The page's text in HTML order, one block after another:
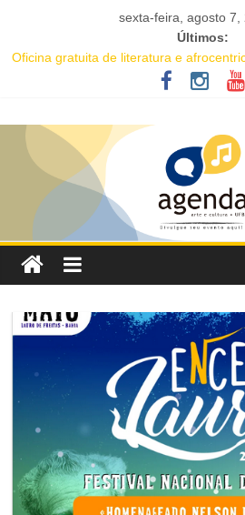
sexta-feira, agosto 7,
Últimos:
Oficina gratuita de literatura e
para educadores da rede pública
Salvador recebe evento de celebração
Rap Nacional
Tuca Fernandes, Buja Ferreira e o
estão entre as atrações deste fim de
Dulce dos Pobres
Projeto Órbita estreia em Salvador com
Goethe-Institut e programação gratuita